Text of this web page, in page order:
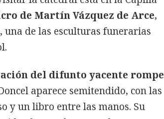
de Martín Vázquez de Arce,
una de las esculturas funerarias
del difunto yacente rompe
aparece semitendido, con las
y un libro entre las manos. Su